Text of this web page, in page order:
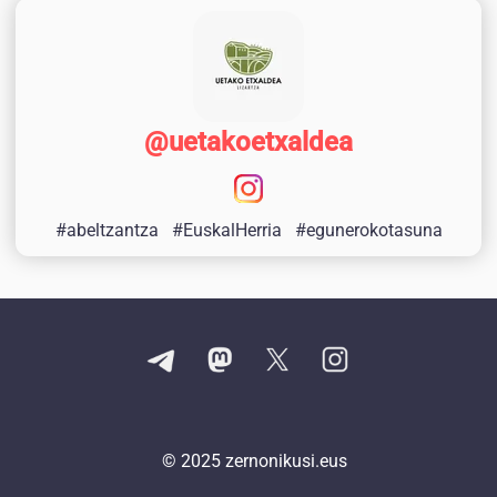
@uetakoetxaldea
#abeltzantza #EuskalHerria #egunerokotasuna
© 2025 zernonikusi.eus